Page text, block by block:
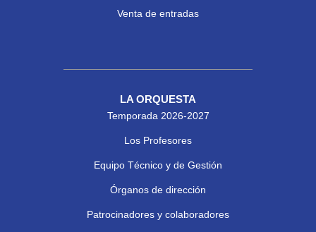
Venta de entradas
LA ORQUESTA
Temporada 2026-2027
Los Profesores
Equipo Técnico y de Gestión
Órganos de dirección
Patrocinadores y colaboradores